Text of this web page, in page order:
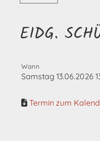
EIDG.
Wann
Samstag 13.06.2026
Termin zum